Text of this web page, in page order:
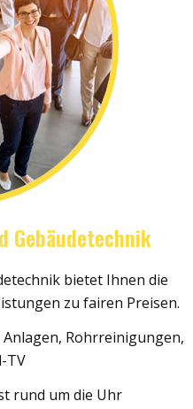
Gebäudetechnik
bietet Ihnen die
zu fairen Preisen.
Rohrreinigungen,
TV
rund um die Uhr